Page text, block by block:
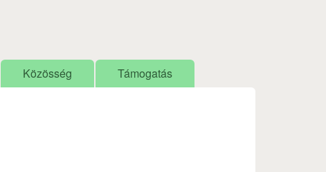
Közösség Támogatás